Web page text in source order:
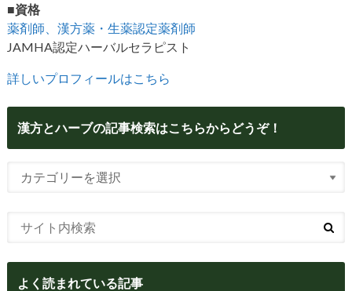
■資格
薬剤師、漢方薬・生薬認定薬剤師
JAMHA認定ハーバルセラピスト
詳しいプロフィールはこちら
漢方とハーブの記事検索はこちらからどうぞ！
よく読まれている記事